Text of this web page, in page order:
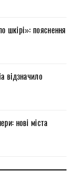
шкірі»: пояснення
відзначило
нові міста